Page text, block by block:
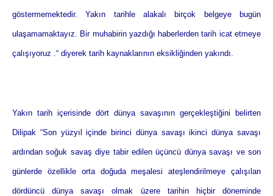
göstermemektedir. Yakın tarihle alakalı birçok belgeye bugün
ulaşamamaktayız. Bir muhabirin yazdığı haberlerden tarih icat etmeye
çalışıyoruz .“ diyerek tarih kaynaklarının eksikliğinden yakındı.
Yakın tarih içerisinde dört dünya savaşının gerçekleştiğini belirten
Dilipak “Son yüzyıl içinde birinci dünya savaşı ikinci dünya savaşı
ardından soğuk savaş diye tabir edilen üçüncü dünya savaşı ve son
günlerde özellikle orta doğuda meşalesi ateşlendirilmeye çalışılan
dördüncü dünya savaşı olmak üzere tarihin hiçbir döneminde